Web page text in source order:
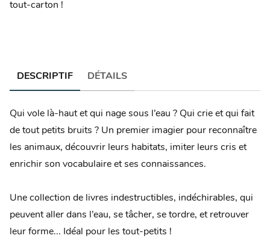
tout-carton !
DESCRIPTIF DÉTAILS
Qui vole là-haut et qui nage sous l’eau ? Qui crie et qui fait
de tout petits bruits ? Un premier imagier pour reconnaître
les animaux, découvrir leurs habitats, imiter leurs cris et
enrichir son vocabulaire et ses connaissances.
Une collection de livres indestructibles, indéchirables, qui
peuvent aller dans l’eau, se tâcher, se tordre, et retrouver
leur forme... Idéal pour les tout-petits !